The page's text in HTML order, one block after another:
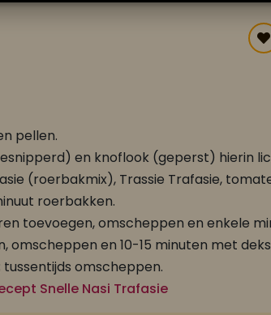
pellen.
en knoflook (geperst) hierin
(roerbakmix), Trassie Trafasie,
roerbakken.
toevoegen, omscheppen en enkele
omscheppen en 10-15 minuten met
omscheppen.
Snelle Nasi Trafasie